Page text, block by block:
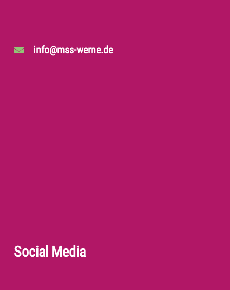
info@mss-werne.de
Social Media